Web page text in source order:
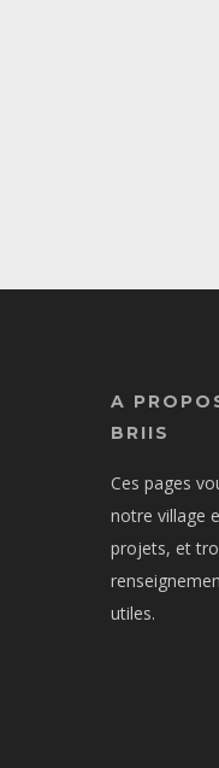
A
BRIIS
Ces pages
notre village
projets, et
utiles.